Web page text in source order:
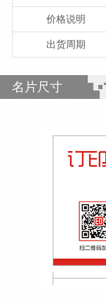
价格说明
出货周期
名片尺寸